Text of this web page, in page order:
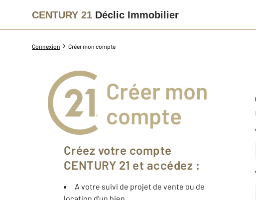
CENTURY 21 Déclic Immobilier
Connexion Créer mon compte
Créer mon
compte
Créez votre compte
CENTURY 21 et accédez :
A votre suivi de projet de vente ou de